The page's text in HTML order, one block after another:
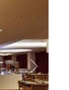
Weiter